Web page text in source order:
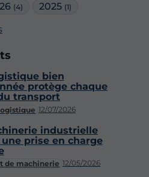
(4) 2025 (1)
12/07/2026
bien
protège chaque
transport
de machinerie 12/05/2026
industrielle
prise en charge